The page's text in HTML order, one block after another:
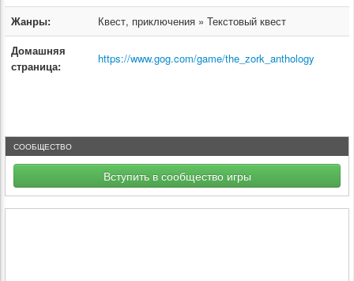
Жанры:
Квест, приключения » Текстовый квест
Домашняя
страница:
https://www.gog.com/game/the_zork_anthology
СООБЩЕСТВО
Вступить в сообщество игры